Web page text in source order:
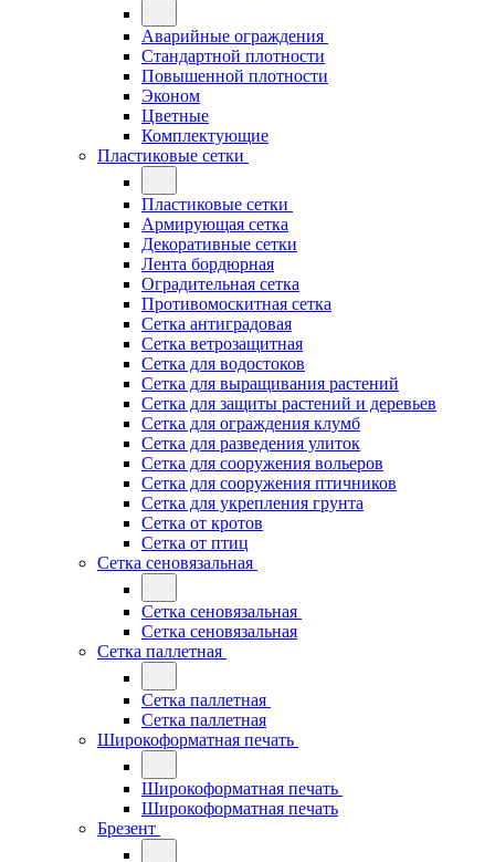
Аварийные ограждения
Стандартной плотности
Повышенной плотности
Эконом
Цветные
Комплектующие
Пластиковые сетки
Пластиковые сетки
Армирующая сетка
Декоративные сетки
Лента бордюрная
Оградительная сетка
Противомоскитная сетка
Сетка антиградовая
Сетка ветрозащитная
Сетка для водостоков
Сетка для выращивания растений
Сетка для защиты растений и деревьев
Сетка для ограждения клумб
Сетка для разведения улиток
Сетка для сооружения вольеров
Сетка для сооружения птичников
Сетка для укрепления грунта
Сетка от кротов
Сетка от птиц
Сетка сеновязальная
Сетка сеновязальная
Сетка сеновязальная
Сетка паллетная
Сетка паллетная
Сетка паллетная
Широкоформатная печать
Широкоформатная печать
Широкоформатная печать
Брезент